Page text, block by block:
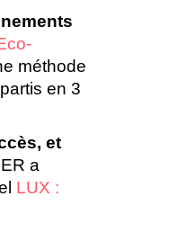
méthode
en 3
et
a
LUX :